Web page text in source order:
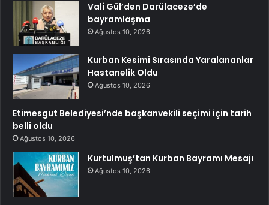
Vali Gül’den Darülaceze’de
bayramlaşma
Ağustos 10, 2026
Kurban Kesimi Sırasında Yaralananlar
Hastanelik Oldu
Ağustos 10, 2026
Etimesgut Belediyesi’nde başkanvekili seçimi için tarih
belli oldu
Ağustos 10, 2026
Kurtulmuş’tan Kurban Bayramı Mesajı
Ağustos 10, 2026